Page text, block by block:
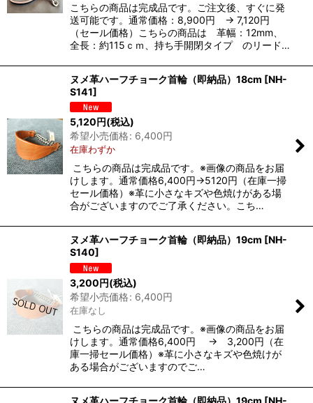
こちらの商品は完成品です。ご注文後、すぐに発
送可能です。通常価格：8,900円 → 7,120円
（セール価格）こちらの商品は 革幅：12mm、
全長：約115ｃｍ、持ち手開閉タイプ のリード…
ヌメ革ハーフチョーク首輪（即納品）18cm [NH-
S141]
5,120円(税込)
希望小売価格: 6,400円
在庫わずか
こちらの商品は完成品です。※画像の商品をお届
けします。通常価格6,400円→5120円（在庫一掃
セール価格）※革に小さなキズや色焼けがある場
合がございますのでご了承ください。こち…
ヌメ革ハーフチョーク首輪（即納品）19cm [NH-
S140]
3,200円(税込)
希望小売価格: 6,400円
在庫なし
こちらの商品は完成品です。※画像の商品をお届
けします。通常価格6,400円 → 3,200円（在
庫一掃セール価格）※革に小さなキズや色焼けが
ある場合がございますのでご…
ヌメ革ハーフチョーク首輪（即納品）19cm [NH-